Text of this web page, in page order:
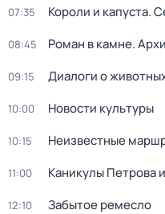
07:35 Короли и капуста.
08:45 Роман в камне.
09:15 Диалоги о
10:00 Новости культуры
10:15 Неизвестные
11:00 Каникулы Петрова
12:10 Забытое ремесло